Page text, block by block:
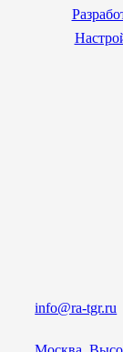
info@ra-tgr.ru